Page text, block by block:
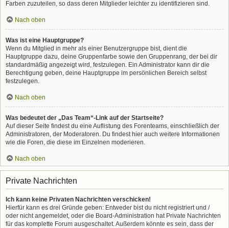
Farben zuzuteilen, so dass deren Mitglieder leichter zu identifizieren sind.
Nach oben
Was ist eine Hauptgruppe?
Wenn du Mitglied in mehr als einer Benutzergruppe bist, dient die
Hauptgruppe dazu, deine Gruppenfarbe sowie den Gruppenrang, der bei dir
standardmäßig angezeigt wird, festzulegen. Ein Administrator kann dir die
Berechtigung geben, deine Hauptgruppe im persönlichen Bereich selbst
festzulegen.
Nach oben
Was bedeutet der „Das Team“-Link auf der Startseite?
Auf dieser Seite findest du eine Auflistung des Forenteams, einschließlich der
Administratoren, der Moderatoren. Du findest hier auch weitere Informationen
wie die Foren, die diese im Einzelnen moderieren.
Nach oben
Private Nachrichten
Ich kann keine Privaten Nachrichten verschicken!
Hierfür kann es drei Gründe geben: Entweder bist du nicht registriert und /
oder nicht angemeldet, oder die Board-Administration hat Private Nachrichten
für das komplette Forum ausgeschaltet. Außerdem könnte es sein, dass der